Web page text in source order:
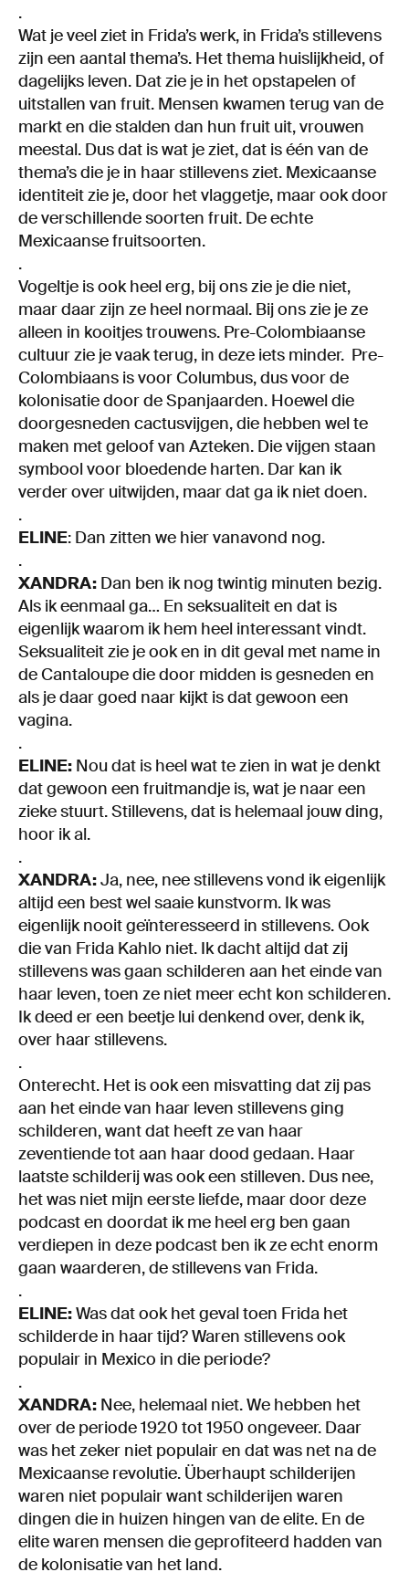
.
Wat je veel ziet in Frida’s werk, in Frida’s stillevens
zijn een aantal thema’s. Het thema huislijkheid, of
dagelijks leven. Dat zie je in het opstapelen of
uitstallen van fruit. Mensen kwamen terug van de
markt en die stalden dan hun fruit uit, vrouwen
meestal. Dus dat is wat je ziet, dat is één van de
thema’s die je in haar stillevens ziet. Mexicaanse
identiteit zie je, door het vlaggetje, maar ook door
de verschillende soorten fruit. De echte
Mexicaanse fruitsoorten.
.
Vogeltje is ook heel erg, bij ons zie je die niet,
maar daar zijn ze heel normaal. Bij ons zie je ze
alleen in kooitjes trouwens. Pre-Colombiaanse
cultuur zie je vaak terug, in deze iets minder. Pre-
Colombiaans is voor Columbus, dus voor de
kolonisatie door de Spanjaarden. Hoewel die
doorgesneden cactusvijgen, die hebben wel te
maken met geloof van Azteken. Die vijgen staan
symbool voor bloedende harten. Dar kan ik
verder over uitwijden, maar dat ga ik niet doen.
.
ELINE: Dan zitten we hier vanavond nog.
.
XANDRA: Dan ben ik nog twintig minuten bezig.
Als ik eenmaal ga… En seksualiteit en dat is
eigenlijk waarom ik hem heel interessant vindt.
Seksualiteit zie je ook en in dit geval met name in
de Cantaloupe die door midden is gesneden en
als je daar goed naar kijkt is dat gewoon een
vagina.
.
ELINE: Nou dat is heel wat te zien in wat je denkt
dat gewoon een fruitmandje is, wat je naar een
zieke stuurt. Stillevens, dat is helemaal jouw ding,
hoor ik al.
.
XANDRA:Ja, nee, nee stillevens vond ik eigenlijk
altijd een best wel saaie kunstvorm. Ik was
eigenlijk nooit geïnteresseerd in stillevens. Ook
die van Frida Kahlo niet. Ik dacht altijd dat zij
stillevens was gaan schilderen aan het einde van
haar leven, toen ze niet meer echt kon schilderen.
Ik deed er een beetje lui denkend over, denk ik,
over haar stillevens.
.
Onterecht. Het is ook een misvatting dat zij pas
aan het einde van haar leven stillevens ging
schilderen, want dat heeft ze van haar
zeventiende tot aan haar dood gedaan. Haar
laatste schilderij was ook een stilleven. Dus nee,
het was niet mijn eerste liefde, maar door deze
podcast en doordat ik me heel erg ben gaan
verdiepen in deze podcast ben ik ze echt enorm
gaan waarderen, de stillevens van Frida.
.
ELINE:Was dat ook het geval toen Frida het
schilderde in haar tijd? Waren stillevens ook
populair in Mexico in die periode?
.
XANDRA: Nee, helemaal niet. We hebben het
over de periode 1920 tot 1950 ongeveer. Daar
was het zeker niet populair en dat was net na de
Mexicaanse revolutie. Überhaupt schilderijen
waren niet populair want schilderijen waren
dingen die in huizen hingen van de elite. En de
elite waren mensen die geprofiteerd hadden van
de kolonisatie van het land.